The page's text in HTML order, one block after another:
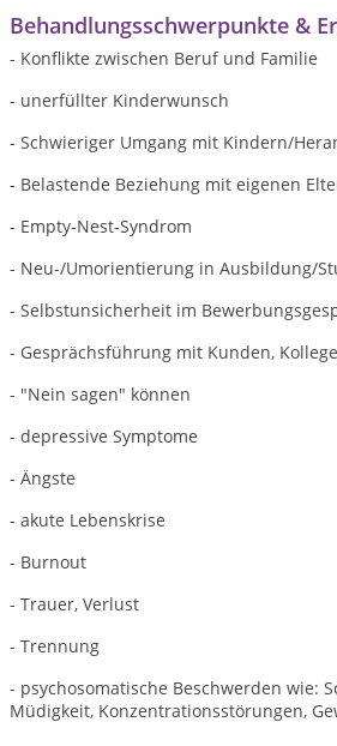
Behandlungsschwerpunkte &
- Konflikte zwischen Beruf und Familie
- unerfüllter Kinderwunsch
- Schwieriger Umgang mit Kindern/
- Belastende Beziehung mit eigenen
- Empty-Nest-Syndrom
- Neu-/Umorientierung in Ausbildung/
- Selbstunsicherheit im
- Gesprächsführung mit Kunden,
- "Nein sagen" können
- depressive Symptome
- Ängste
- akute Lebenskrise
- Burnout
- Trauer, Verlust
- Trennung
- psychosomatische Beschwerden wie:
Müdigkeit, Konzentrationsstörungen,